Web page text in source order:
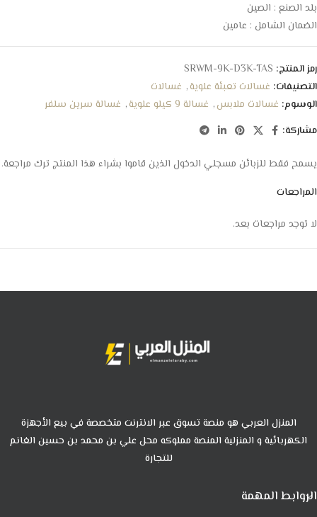
بلد الصنع : الصين
الضمان الشامل : عامين
رمز المنتج: SRWM-9K-D3K-TAS
التصنيفات: غسالات تعبئة علوية, غسالات
الوسوم: غسالات ملابس, غسالة 9 كيلو علوية , غسالة سرين سلفر
مشاركة:
المراجعات
لا توجد مراجعات بعد.
يسمح فقط للزبائن مسجلي الدخول الذين قاموا بشراء هذا المنتج ترك مراجعة.
المنزل العربي هو منصة تسوق عبر الانترنت متخصصة في بيع الأجهزة
الكهربائية و المنزلية المنصة مملوكه محل علي بن محمد بن حسين الغانم
للتجارة
الروابط المهمة